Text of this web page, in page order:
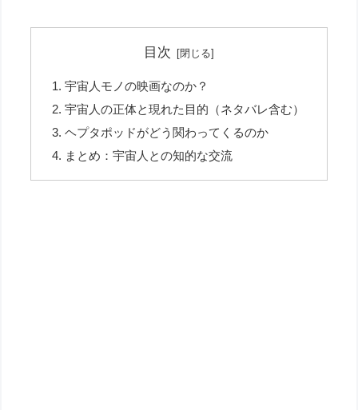
目次
宇宙人モノの映画なのか？
宇宙人の正体と現れた目的（ネタバレ含む）
ヘプタポッドがどう関わってくるのか
まとめ：宇宙人との知的な交流